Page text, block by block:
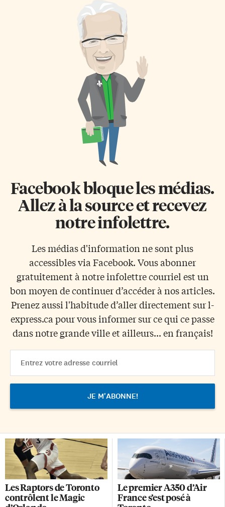
les «de souche» – ne sert pas
ethnoculturelles francophones»
(MREF)… qui, d’ailleurs,
n’aiment pas beaucoup cette
quelques constats du rapport
récemment par l’AFO, qui est le
fruit de consultations menées
au cours de l’été 2018 auprès […]
affichant le plus fort taux de
participation (71,7%). Les
Albertains aussi se sont rendus
nombreux aux urnes (68,4%).
La colère conservatrice de
l’Ouest ne serait donc pas un
mythe. Avoir le droit de vote
c’est bien, l’exercer c’est mieux.
Pour Élections […]
Facebook bloque les médias.
Allez à la source et recevez
notre infolettre.
Les médias d'information ne sont plus
accessibles via Facebook. Vous abonner
gratuitement à notre infolettre courriel est un
bon moyen de continuer d’accéder à nos articles.
Prenez aussi l'habitude d’aller directement sur l-
express.ca pour vous informer sur ce qui ce passe
dans notre grande ville et ailleurs... en français!
Address
Les Raptors de Toronto
contrôlent le Magic
Le premier A350 d’Air
France s’est posé à